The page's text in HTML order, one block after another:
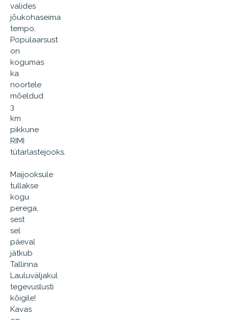
valides
jõukohaseima
tempo.
Populaarsust
on
kogumas
ka
noortele
mõeldud
3
km
pikkune
RIMI
tütarlastejooks.
Maijooksule
tullakse
kogu
perega,
sest
sel
päeval
jätkub
Tallinna
Lauluväljakul
tegevuslusti
kõigile!
Kavas